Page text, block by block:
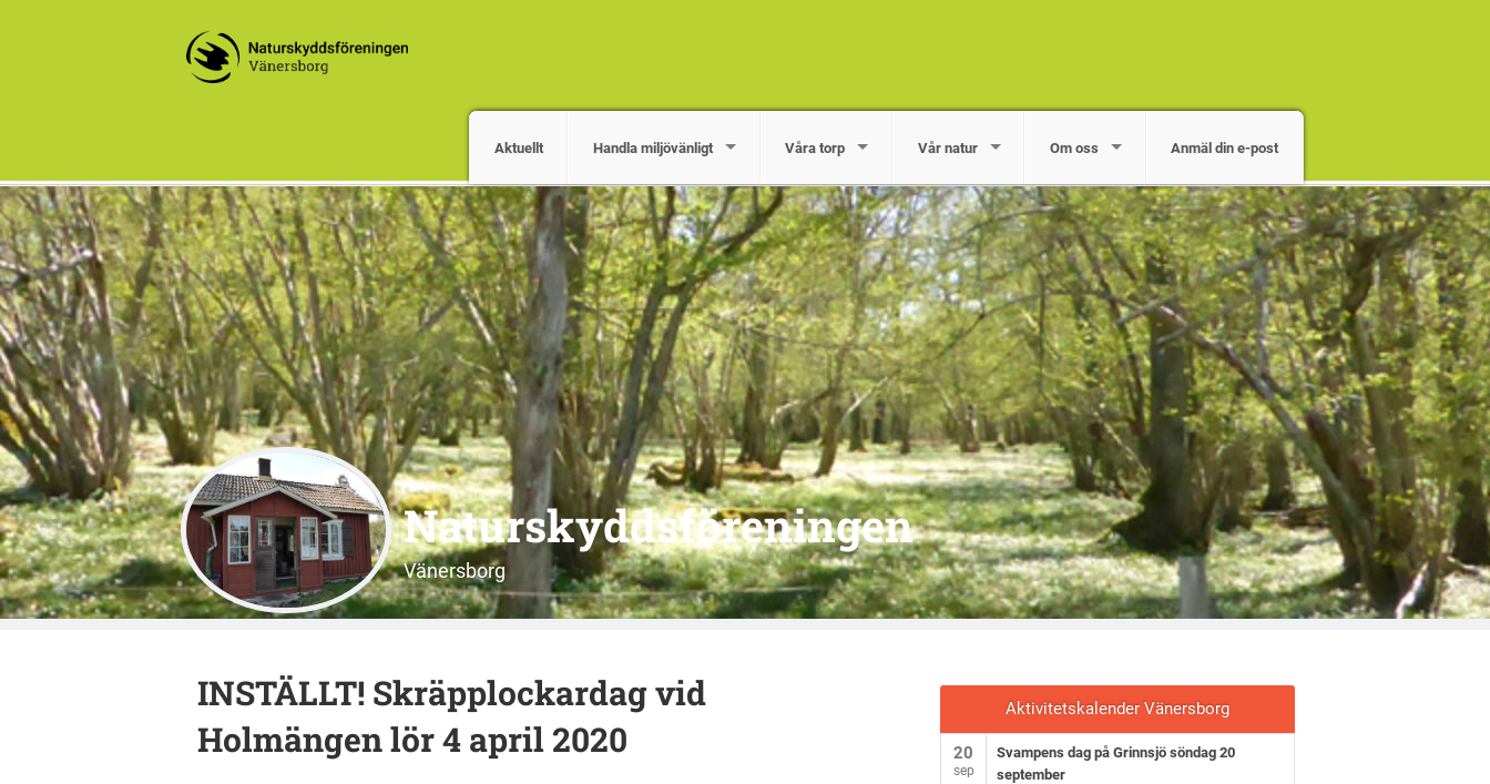
Aktuellt Handla miljövänligt Våra torp Vår natur Om oss Anmäl din e-post
Naturskyddsföreningen
Vänersborg
INSTÄLLT! Skräpplockardag vid
Holmängen lör 4 april 2020
Aktivitetskalender Vänersborg
20
sep
Svampens dag på Grinnsjö söndag 20
september